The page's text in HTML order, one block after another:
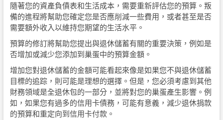
隨著您的資產負債表和生活成本，需要重新評估您的預算。叛
備的進程將幫助您確定您是否應削減一些費用，或者甚至是否
需要額外收入以維持您期望的生活水平。
預算的修訂將幫助您提出與退休儲蓄有關的重要決策，例如是
否增加或減少您添加到巢蛋中的預算金額。
增加您對退休儲蓄的金額可能看起來像是如果您不與退休儲蓄
目標的追踪，則可能是理想的選擇。但是，您必須考慮到其他
財務領域是全退休包的一部分，並將對您的巢蛋產生影響。例
如，如果您有過多的信用卡債務，可能有意義，減少退休捐款
的預算和重定向到信用卡付款。